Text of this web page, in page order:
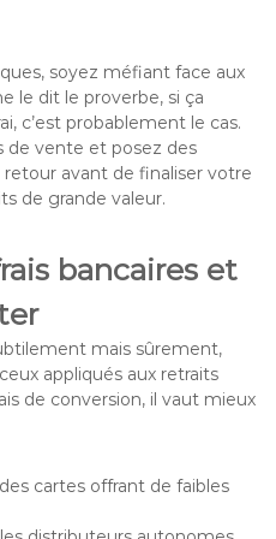
soyez méfiant face aux
le dit le proverbe, si ça
c’est probablement le cas.
de vente et posez des
avant de finaliser votre
de grande valeur.
bancaires et
mais sûrement,
appliqués aux retraits
de conversion, il vaut mieux
cartes offrant de faibles